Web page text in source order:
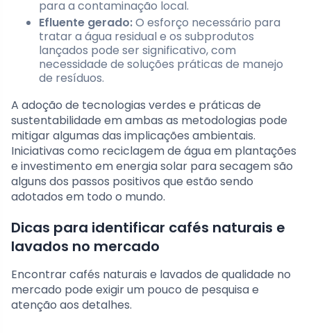
para a contaminação local.
Efluente gerado:O esforço necessário para
tratar a água residual e os subprodutos
lançados pode ser significativo, com
necessidade de soluções práticas de manejo
de resíduos.
A adoção de tecnologias verdes e práticas de
sustentabilidade em ambas as metodologias pode
mitigar algumas das implicações ambientais.
Iniciativas como reciclagem de água em plantações
e investimento em energia solar para secagem são
alguns dos passos positivos que estão sendo
adotados em todo o mundo.
Dicas para identificar cafés naturais e
lavados no mercado
Encontrar cafés naturais e lavados de qualidade no
mercado pode exigir um pouco de pesquisa e
atenção aos detalhes.